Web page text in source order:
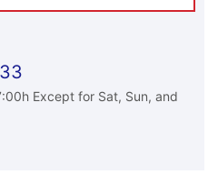
Except for Sat, Sun, and